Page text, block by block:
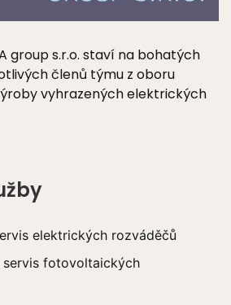
group s.r.o. staví na bohatých
členů týmu z oboru
vyhrazených elektrických
elektrických rozváděčů
servis fotovoltaických